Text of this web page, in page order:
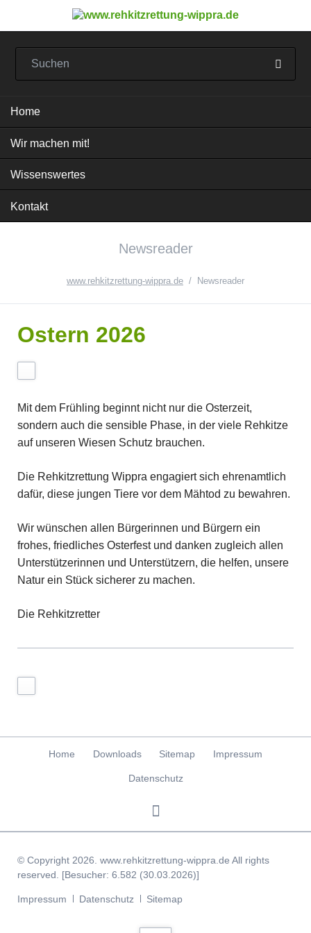
Home
Wir machen mit!
Wissenswertes
Kontakt
Newsreader
www.rehkitzrettung-wippra.de Newsreader
Ostern 2026
Mit dem Frühling beginnt nicht nur die Osterzeit,
sondern auch die sensible Phase, in der viele Rehkitze
auf unseren Wiesen Schutz brauchen.
Die Rehkitzrettung Wippra engagiert sich ehrenamtlich
dafür, diese jungen Tiere vor dem Mähtod zu bewahren.
Wir wünschen allen Bürgerinnen und Bürgern ein
frohes, friedliches Osterfest und danken zugleich allen
Unterstützerinnen und Unterstützern, die helfen, unsere
Natur ein Stück sicherer zu machen.
Die Rehkitzretter
Navigation
Home Downloads Sitemap Impressum
Datenschutz
© Copyright 2026. www.rehkitzrettung-wippra.de All rights
reserved. [Besucher: 6.582 (30.03.2026)]
Navigation
Impressum Datenschutz Sitemap